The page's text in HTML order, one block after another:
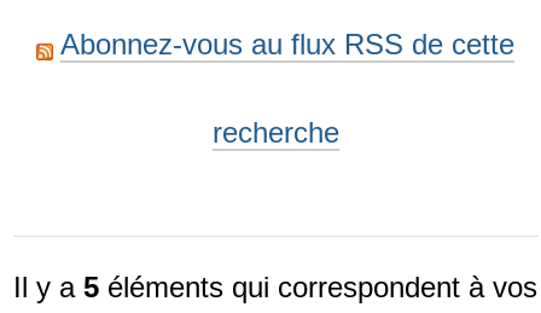
Abonnez-vous au flux RSS de cette
recherche
Il y a5 éléments qui correspondent à vos